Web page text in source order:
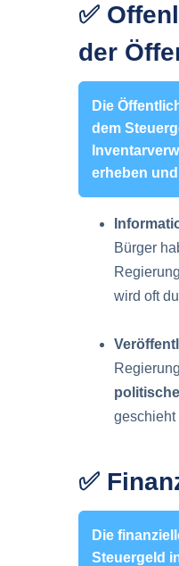
✅
der
Die
dem
erheben
Bürger
wird oft
geschieht
✅
Die
Steuergeld